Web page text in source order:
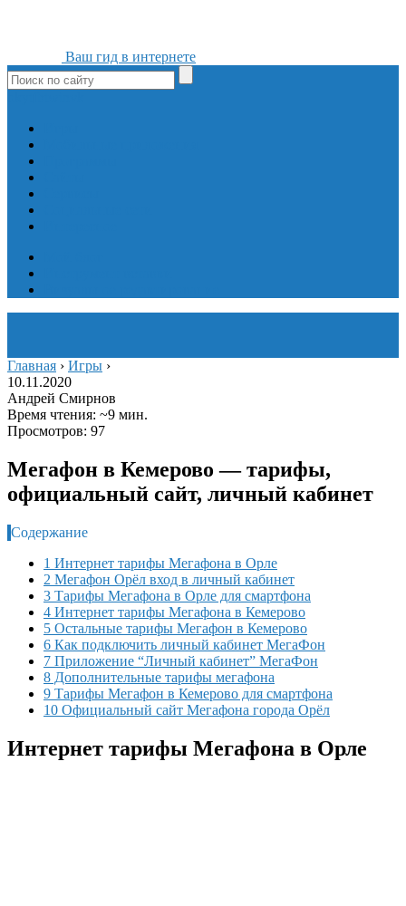
Ваш гид в интернете
Главная › Игры ›
10.11.2020
Андрей Смирнов
Время чтения: ~9 мин.
Просмотров: 97
Мегафон в Кемерово — тарифы,
официальный сайт, личный кабинет
Содержание
1 Интернет тарифы Мегафона в Орле
2 Мегафон Орёл вход в личный кабинет
3 Тарифы Мегафона в Орле для смартфона
4 Интернет тарифы Мегафона в Кемерово
5 Остальные тарифы Мегафон в Кемерово
6 Как подключить личный кабинет МегаФон
7 Приложение “Личный кабинет” МегаФон
8 Дополнительные тарифы мегафона
9 Тарифы Мегафон в Кемерово для смартфона
10 Официальный сайт Мегафона города Орёл
Интернет тарифы Мегафона в Орле